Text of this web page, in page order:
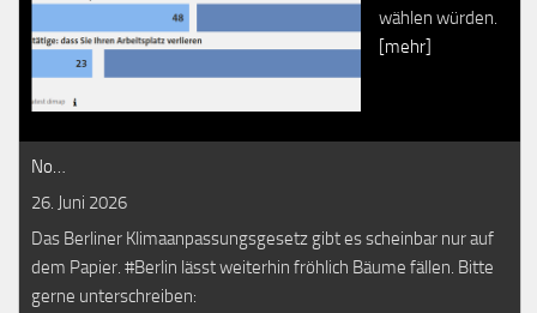
wählen würden.
[mehr]
No…
26. Juni 2026
Das Berliner Klimaanpassungsgesetz gibt es scheinbar nur auf
dem Papier. #Berlin lässt weiterhin fröhlich Bäume fällen. Bitte
gerne unterschreiben: